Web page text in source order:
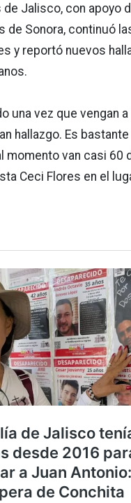
de Jalisco, con apoyo
de Sonora, continuó
y reportó nuevos
una vez que vengan
hallazgo. Es
momento van casi 60
Ceci Flores en el